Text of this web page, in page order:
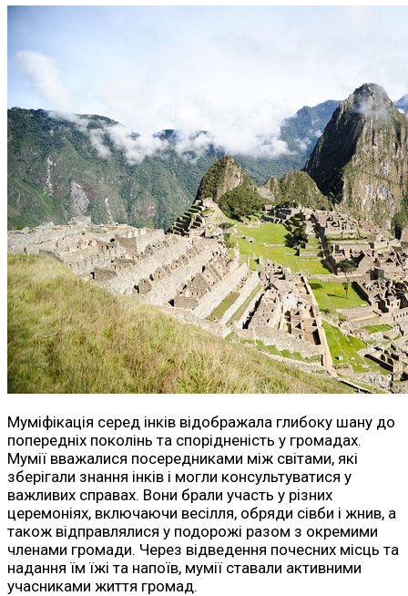
Муміфікація серед інків відображала глибоку шану до
попередніх поколінь та спорідненість у громадах.
Мумії вважалися посередниками між світами, які
зберігали знання інків і могли консультуватися у
важливих справах. Вони брали участь у різних
церемоніях, включаючи весілля, обряди сівби і жнив, а
також відправлялися у подорожі разом з окремими
членами громади. Через відведення почесних місць та
надання їм їжі та напоїв, мумії ставали активними
учасниками життя громад.